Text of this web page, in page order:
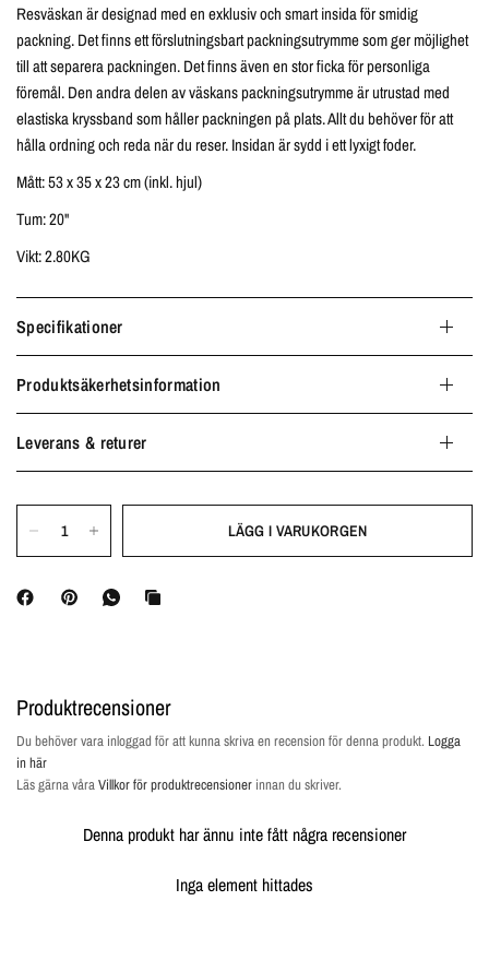
Resväskan är designad med en exklusiv och smart insida för smidig
packning. Det finns ett förslutningsbart packningsutrymme som ger möjlighet
till att separera packningen. Det finns även en stor ficka för personliga
föremål. Den andra delen av väskans packningsutrymme är utrustad med
elastiska kryssband som håller packningen på plats. Allt du behöver för att
hålla ordning och reda när du reser. Insidan är sydd i ett lyxigt foder.
Mått: 53 x 35 x 23 cm (inkl. hjul)
Tum: 20"
Vikt: 2.80KG
Specifikationer
Produktsäkerhetsinformation
Leverans & returer
LÄGG I VARUKORGEN
Produktrecensioner
Du behöver vara inloggad för att kunna skriva en recension för denna produkt. Logga
in här
Läs gärna våraVillkor för produktrecensioner innan du skriver.
Denna produkt har ännu inte fått några recensioner
Inga element hittades